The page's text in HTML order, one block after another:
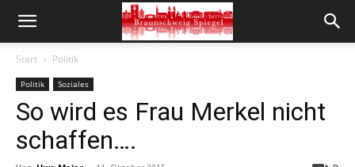
Start Politik
Politik Soziales
So wird es Frau Merkel nicht
schaffen….